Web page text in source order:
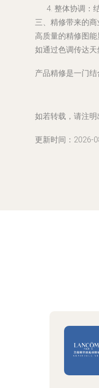
整体协调：
三、精修带来的商
高质量的精修图
如通过色调传达天
产品精修是一门
如若转载，请注
更新时间：2026-